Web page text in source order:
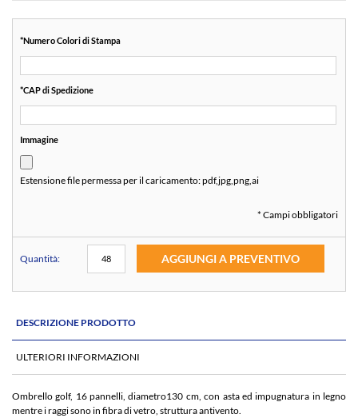
*Numero Colori di Stampa
*CAP di Spedizione
Immagine
Estensione file permessa per il caricamento:pdf,jpg,png,ai
* Campi obbligatori
Quantità: AGGIUNGI A PREVENTIVO
DESCRIZIONE PRODOTTO
ULTERIORI INFORMAZIONI
Ombrello golf, 16 pannelli, diametro130 cm, con asta ed impugnatura in legno
mentre i raggi sono in fibra di vetro, struttura antivento.